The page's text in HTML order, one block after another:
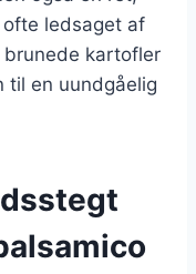
ledsaget af
kartofler
til en uundgåelig